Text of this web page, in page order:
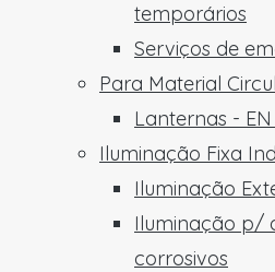
temporários
Serviços de
Para Material
Lanternas - EN
Iluminação Fixa
Iluminação
Iluminação p/
corrosivos